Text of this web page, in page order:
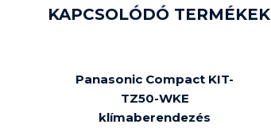
KAPCSOLÓDÓ TERMÉKEK
Panasonic Compact KIT-
TZ50-WKE
klímaberendezés